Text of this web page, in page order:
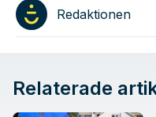
Redaktionen
Relaterade